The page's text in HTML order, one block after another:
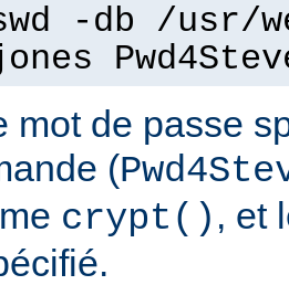
-db /usr/
mot de passe
(
crypt() , et